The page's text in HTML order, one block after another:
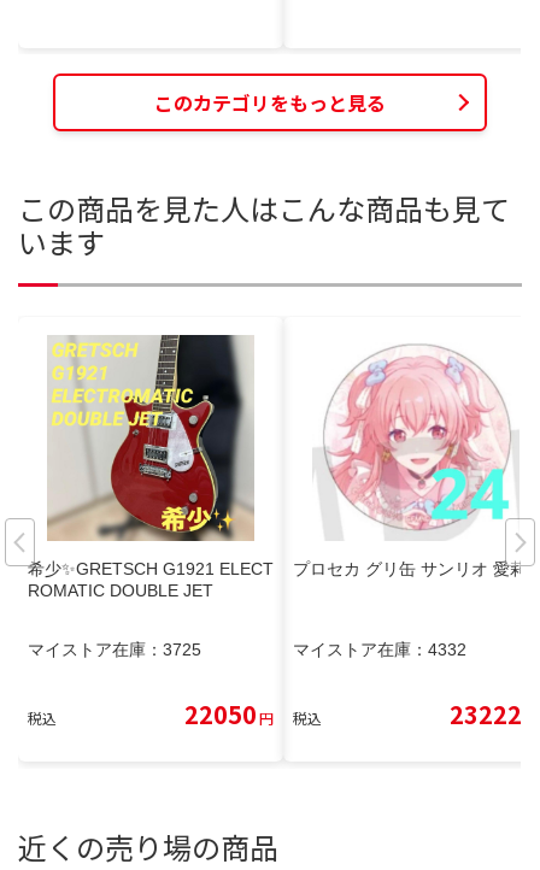
このカテゴリをもっと見る
この商品を見た人はこんな商品も見て
います
希少✨GRETSCH G1921 ELECT
ROMATIC DOUBLE JET
マイストア在庫： 3725
税込 22050円
プロセカ グリ缶 サンリオ 愛莉
マイストア在庫： 4332
税込 23222
近くの売り場の商品